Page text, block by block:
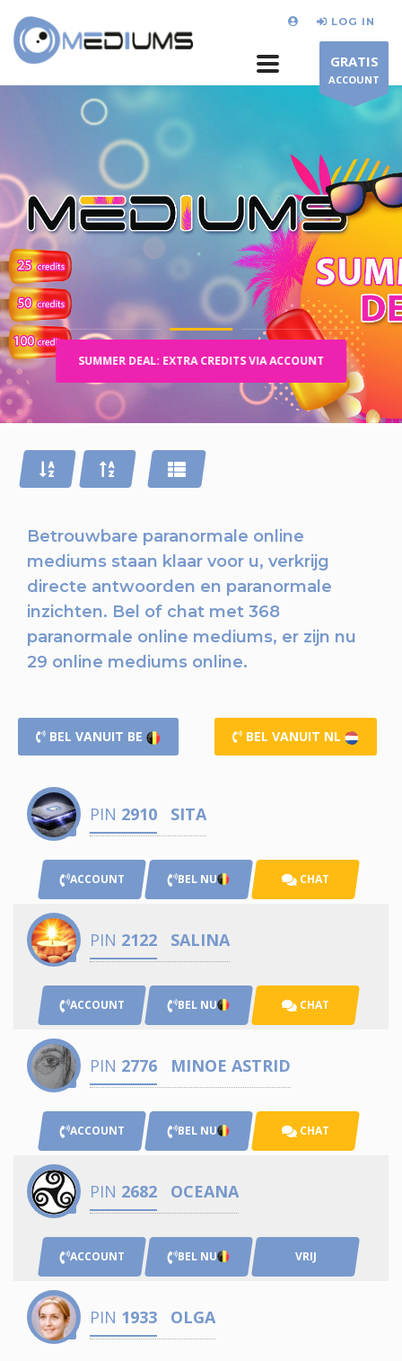
LOG IN
GRATIS
ACCOUNT
SUMMER DEAL: EXTRA CREDITS VIA ACCOUNT
Betrouwbare paranormale online
mediums staan klaar voor u, verkrijg
directe antwoorden en paranormale
inzichten. Bel of chat met 368
paranormale online mediums, er zijn nu
29 online mediums online.
BEL VANUIT BE BEL VANUIT NL
PIN 2910 SITA
ACCOUNT BEL NU CHAT
PIN 2122 SALINA
ACCOUNT BEL NU CHAT
PIN 2776 MINOE ASTRID
ACCOUNT BEL NU CHAT
PIN 2682 OCEANA
ACCOUNT BEL NU VRIJ
PIN 1933 OLGA